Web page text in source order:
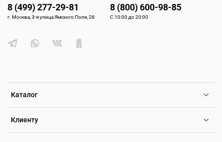
Каталог
Клиенту
8 (499) 277-29-81
г. Москва, 3-я улица Ямского Поля, 28
8 (800) 600-98-85
С 10:00 до 20:00